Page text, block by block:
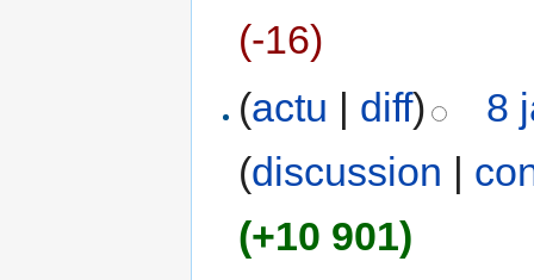
(-16)
(actu diff)
8
(discussion
(+10 901)